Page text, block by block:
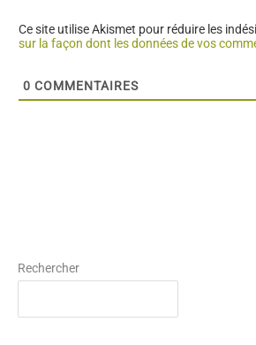
Ce site utilise Akismet pour réduire les
sur la façon dont les données de vos
0 COMMENTAIRES
Rechercher